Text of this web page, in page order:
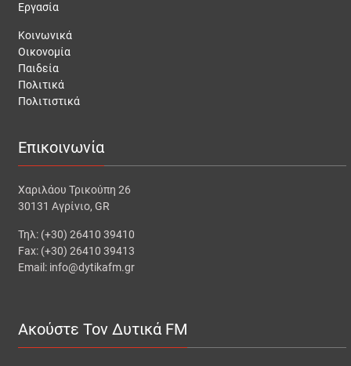
Εργασία
Κοινωνικά
Οικονομία
Παιδεία
Πολιτικά
Πολιτιστικά
Επικοινωνία
Χαριλάου Τρικούπη 26
30131 Αγρίνιο, GR
Τηλ: (+30) 26410 39410
Fax: (+30) 26410 39413
Email: info@dytikafm.gr
Ακούστε Τον Δυτικά FM